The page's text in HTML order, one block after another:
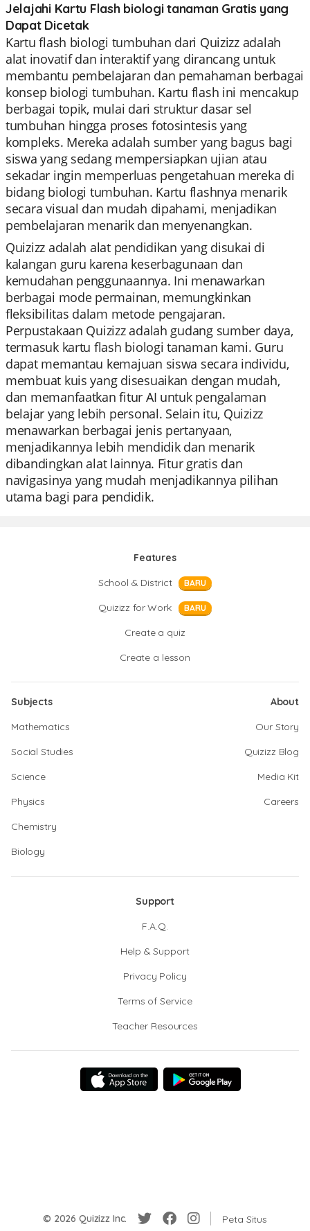
Jelajahi Kartu Flash biologi tanaman Gratis yang
Dapat Dicetak
Kartu flash biologi tumbuhan dari Quizizz adalah
alat inovatif dan interaktif yang dirancang untuk
membantu pembelajaran dan pemahaman berbagai
konsep biologi tumbuhan. Kartu flash ini mencakup
berbagai topik, mulai dari struktur dasar sel
tumbuhan hingga proses fotosintesis yang
kompleks. Mereka adalah sumber yang bagus bagi
siswa yang sedang mempersiapkan ujian atau
sekadar ingin memperluas pengetahuan mereka di
bidang biologi tumbuhan. Kartu flashnya menarik
secara visual dan mudah dipahami, menjadikan
pembelajaran menarik dan menyenangkan.
Quizizz adalah alat pendidikan yang disukai di
kalangan guru karena keserbagunaan dan
kemudahan penggunaannya. Ini menawarkan
berbagai mode permainan, memungkinkan
fleksibilitas dalam metode pengajaran.
Perpustakaan Quizizz adalah gudang sumber daya,
termasuk kartu flash biologi tanaman kami. Guru
dapat memantau kemajuan siswa secara individu,
membuat kuis yang disesuaikan dengan mudah,
dan memanfaatkan fitur AI untuk pengalaman
belajar yang lebih personal. Selain itu, Quizizz
menawarkan berbagai jenis pertanyaan,
menjadikannya lebih mendidik dan menarik
dibandingkan alat lainnya. Fitur gratis dan
navigasinya yang mudah menjadikannya pilihan
utama bagi para pendidik.
Features
School & District
BARU
Quizizz for Work BARU
Create a quiz
Create a lesson
Subjects
Mathematics
Social Studies
Science
Physics
Chemistry
Biology
About
Our Story
Quizizz Blog
Media Kit
Careers
Support
F.A.Q.
Help & Support
Privacy Policy
Terms of Service
Teacher Resources
© 2026 Quizizz Inc. Peta Situs